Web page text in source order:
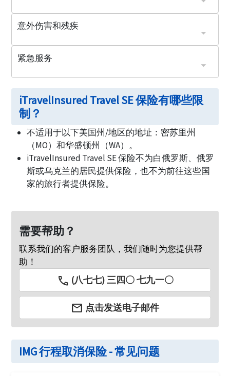
意外伤害和残疾
紧急服务
iTravelInsured Travel SE 保险有哪些限
制？
不适用于以下美国州/地区的地址：密苏里州
（MO）和华盛顿州（WA）。
iTravelInsured Travel SE 保险不为白俄罗斯、俄罗
斯或乌克兰的居民提供保险，也不为前往这些国
家的旅行者提供保险。
需要帮助？
联系我们的客户服务团队，我们随时为您提供帮
助！
call (八七七) 三四〇 七九一〇
email 点击发送电子邮件
IMG 行程取消保险 - 常见问题